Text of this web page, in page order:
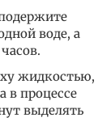
воде, а
жидкостью,
в процессе
выделять